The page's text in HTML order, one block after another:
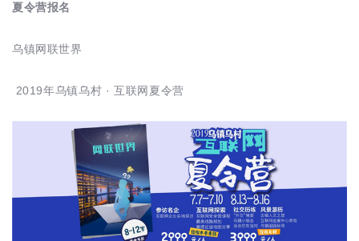
夏令营报名
乌镇网联世界
2019年乌镇乌村 · 互联网夏令营